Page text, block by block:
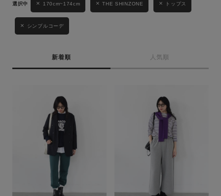
170cm~174cm THE SHINZONE トップス
シンプルコーデ
新着順 人気順